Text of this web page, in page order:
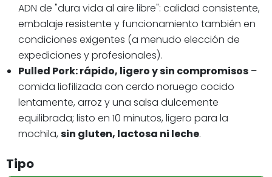
ADN de "dura vida al aire libre": calidad consistente,
embalaje resistente y funcionamiento también en
condiciones exigentes (a menudo elección de
expediciones y profesionales).
Pulled Pork: rápido, ligero y sin compromisos –
comida liofilizada con cerdo noruego cocido
lentamente, arroz y una salsa dulcemente
equilibrada; listo en 10 minutos, ligero para la
mochila, sin gluten, lactosa ni leche.
Tipo